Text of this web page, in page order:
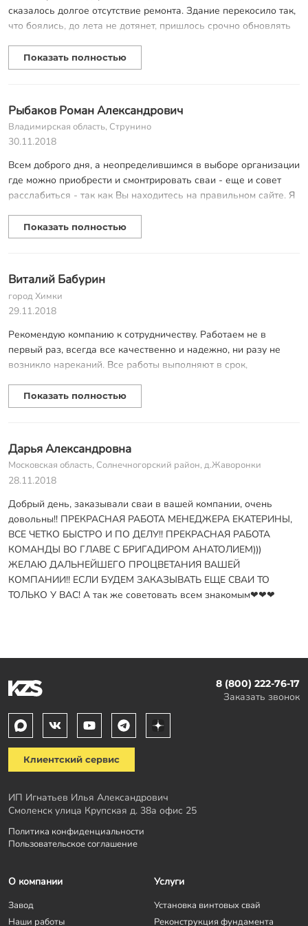
Работой фирмы остались довольны, всем рекомендуем!
сказалось долгое отсутствие ремонта. Здание перекосило так,
что боялись, до лета не дотянет, пришлось срочно обновлять
сказали, что не обязательно ждать, все работы можно
провести уже в ближайшее время. Заказали ремонт на
на избушку на курьих ножках. Очень рады, что обратились в
эту фирму, очень выручили нас!
Показать полностью
Рыбаков Роман Александрович
Владимирская область, Струнино
30.11.2018
Всем доброго дня, а неопределившимся в выборе организации
где можно приобрести и смонтрировать сваи - еще и совет
расслабиться - так как Вы находитесь на правильном сайте. Я
но достаточно объемная. Площадь около 170 м2. Объект
находится во Владимирской области. Сваи были выбраны 57 и
- профессинальный подход, знание темы и приветливое
общение уже на этапе первого звонка ( адресная
благодарность менедеру Анжелике)
на договор прошло более недели с постоянным изменением
количества свай и их диаметра - то еще хочется
поблагодарить за активное участие в процесее, помощь и,
конечно же, терпение..
- понравилась пунктуальность бригадира ( Артем) и
- оперативность выполнения работ не в ущерб качеству.
- полная укомплектованность бригады всем необходимым
- все выполнено ровно, закручено вертикально, срезано
горизонтально, наварено крепко, закрашено усердно.
понравились:
приезжих из ближнего зарубежья. Исполнители они хорошие,
громко и исключительно на своем языке, при том что русский
общего положительного впечатления от общения и не вверг
Показать полностью
Виталий Бабурин
город Химки
29.11.2018
Рекомендую компанию к сотрудничеству. Работаем не в
первый раз, всегда все качественно и надежно, ни разу не
возникло нареканий. Все работы выполняют в срок,
дополнительные услуги или еще как-то увеличить стоимость
проекта. При любых вопросах готовы все разъяснить и
быстро, чувствуется опыт и слаженная работа команды.
Показать полностью
Дарья Александровна
Московская область, Солнечногорский район, д.Жаворонки
28.11.2018
Добрый день, заказывали сваи в вашей компании, очень
довольны!! ПРЕКРАСНАЯ РАБОТА МЕНЕДЖЕРА ЕКАТЕРИНЫ,
ВСЕ ЧЕТКО БЫСТРО И ПО ДЕЛУ!! ПРЕКРАСНАЯ РАБОТА
КОМАНДЫ ВО ГЛАВЕ С БРИГАДИРОМ АНАТОЛИЕМ)))
ЖЕЛАЮ ДАЛЬНЕЙШЕГО ПРОЦВЕТАНИЯ ВАШЕЙ
КОМПАНИИ!! ЕСЛИ БУДЕМ ЗАКАЗЫВАТЬ ЕЩЕ СВАИ ТО
ТОЛЬКО У ВАС! А так же советовать всем знакомым❤❤❤
8 (800) 222-76-17
Заказать звонок
Клиентский сервис
ИП Игнатьев Илья Александрович
Смоленск улица Крупская д. 38а офис 25
Политика конфиденциальности
Пользовательское соглашение
О компании
Завод
Наши работы
Услуги
Установка винтовых свай
Реконструкция фундамента